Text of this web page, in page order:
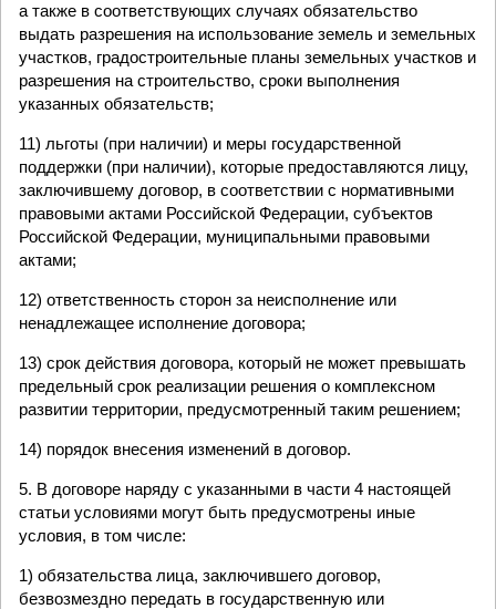
а также в соответствующих случаях обязательство
выдать разрешения на использование земель и земельных
участков, градостроительные планы земельных участков и
разрешения на строительство, сроки выполнения
указанных обязательств;
11) льготы (при наличии) и меры государственной
поддержки (при наличии), которые предоставляются лицу,
заключившему договор, в соответствии с нормативными
правовыми актами Российской Федерации, субъектов
Российской Федерации, муниципальными правовыми
актами;
12) ответственность сторон за неисполнение или
ненадлежащее исполнение договора;
13) срок действия договора, который не может превышать
предельный срок реализации решения о комплексном
развитии территории, предусмотренный таким решением;
14) порядок внесения изменений в договор.
5. В договоре наряду с указанными в части 4 настоящей
статьи условиями могут быть предусмотрены иные
условия, в том числе:
1) обязательства лица, заключившего договор,
безвозмездно передать в государственную или